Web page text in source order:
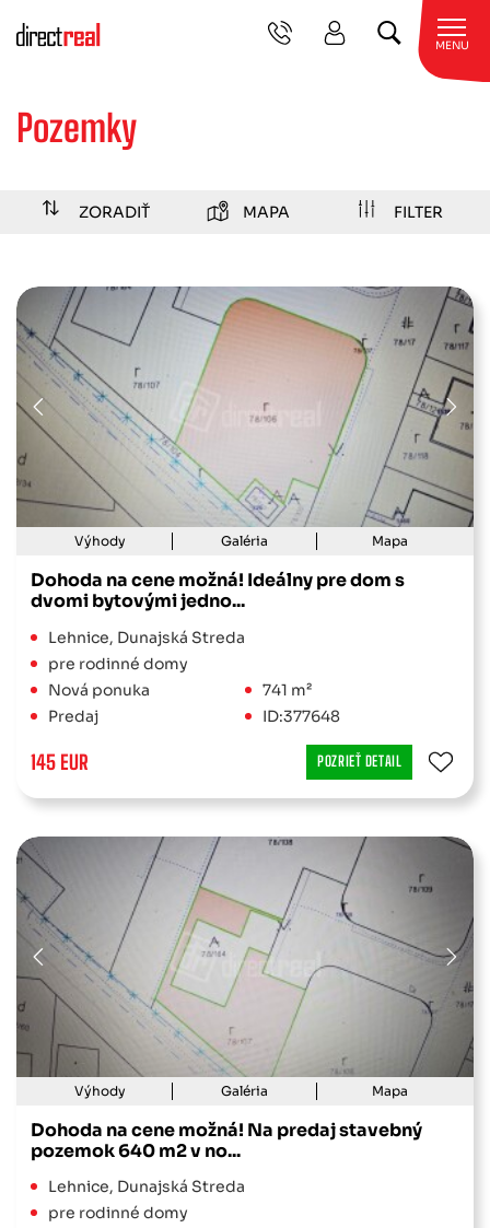
MENU
Pozemky
ZORADIŤ MAPA FILTER
iný
stavebný
lesná
pôda
orná
pre
výstavbu
pre obč.
vybavenosť
rodinné
záhrada
Výhody Galéria Mapa
Dohoda na cene možná! Ideálny pre dom s
dvomi bytovými jedno...
Lehnice, Dunajská Streda
pre rodinné domy
Nová ponuka
741 m²
Predaj
ID:377648
145 EUR POZRIEŤ DETAIL
Výhody Galéria Mapa
Dohoda na cene možná! Na predaj stavebný
pozemok 640 m2 v no...
Lehnice, Dunajská Streda
pre rodinné domy